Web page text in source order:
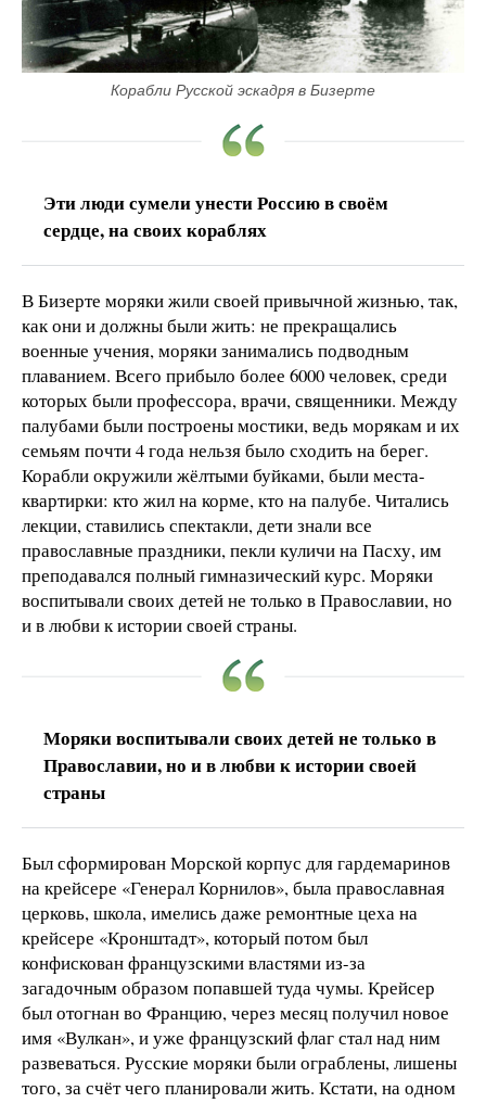
Корабли Русской эскадря в Бизерте
Эти люди сумели унести Россию в своём
сердце, на своих кораблях
В Бизерте моряки жили своей привычной жизнью, так,
как они и должны были жить: не прекращались
военные учения, моряки занимались подводным
плаванием. Всего прибыло более 6000 человек, среди
которых были профессора, врачи, священники. Между
палубами были построены мостики, ведь морякам и их
семьям почти 4 года нельзя было сходить на берег.
Корабли окружили жёлтыми буйками, были места-
квартирки: кто жил на корме, кто на палубе. Читались
лекции, ставились спектакли, дети знали все
православные праздники, пекли куличи на Пасху, им
преподавался полный гимназический курс. Моряки
воспитывали своих детей не только в Православии, но
и в любви к истории своей страны.
Моряки воспитывали своих детей не только в
Православии, но и в любви к истории своей
страны
Был сформирован Морской корпус для гардемаринов
на крейсере «Генерал Корнилов», была православная
церковь, школа, имелись даже ремонтные цеха на
крейсере «Кронштадт», который потом был
конфискован французскими властями из-за
загадочным образом попавшей туда чумы. Крейсер
был отогнан во Францию, через месяц получил новое
имя «Вулкан», и уже французский флаг стал над ним
развеваться. Русские моряки были ограблены, лишены
того, за счёт чего планировали жить. Кстати, на одном